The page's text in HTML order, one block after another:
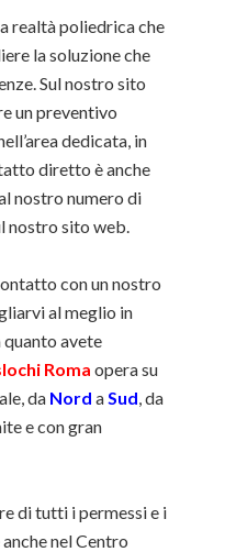
realtà poliedrica che
la soluzione che
Sul nostro sito
un preventivo
dedicata, in
diretto è anche
nostro numero di
nostro sito web.
con un nostro
al meglio in
quanto avete
Roma opera su
da Nord aSud, da
e con gran
di tutti i permessi e i
nel Centro